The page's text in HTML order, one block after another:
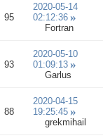
95
2020-05-14
02:12:36
Fortran
93
2020-05-10
01:09:13
Garlus
88
2020-04-15
19:25:45
grekmihail